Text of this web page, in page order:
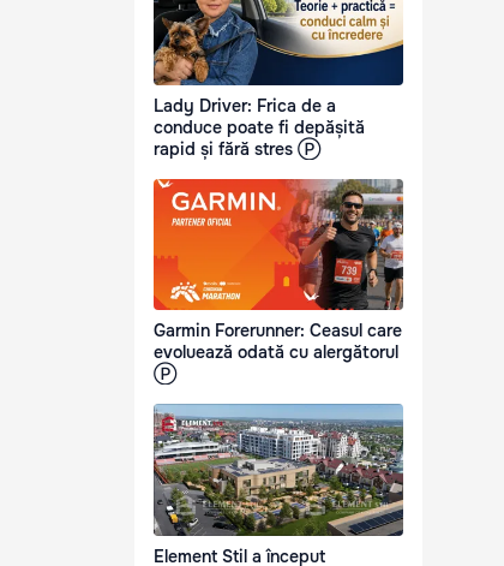
Lady Driver: Frica de a
conduce poate fi depășită
rapid și fără stres Ⓟ
Garmin Forerunner: Ceasul care
evoluează odată cu alergătorul
Ⓟ
Element Stil a început